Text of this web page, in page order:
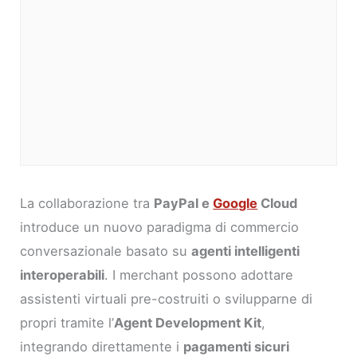
La collaborazione tra PayPal eGoogle Cloud
introduce un nuovo paradigma di commercio
conversazionale basato suagenti intelligenti
interoperabili. I merchant possono adottare
assistenti virtuali pre-costruiti o svilupparne di
propri tramite l’Agent Development Kit,
integrando direttamente i pagamenti sicuri